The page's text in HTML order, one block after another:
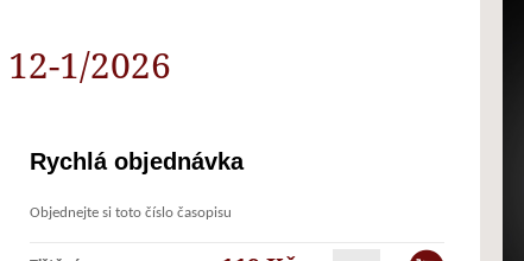
12-1/2026
Rychlá objednávka
Objednejte si toto číslo časopisu